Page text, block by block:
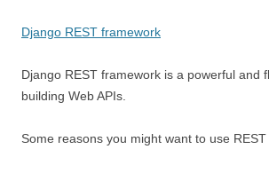
Django REST framework
Django REST framework is a powerful and
building Web APIs.
Some reasons you might want to use